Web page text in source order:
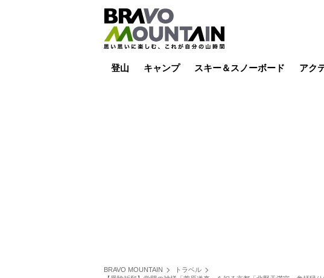
登山 キャンプ スキー＆スノーボード アク
BRAVO MOUNTAIN
トラベル